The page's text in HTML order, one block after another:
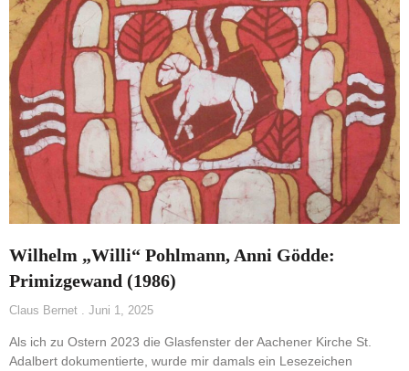
Wilhelm „Willi“ Pohlmann, Anni Gödde:
Primizgewand (1986)
Claus Bernet Juni 1, 2025
Als ich zu Ostern 2023 die Glasfenster der Aachener Kirche St.
Adalbert dokumentierte, wurde mir damals ein Lesezeichen